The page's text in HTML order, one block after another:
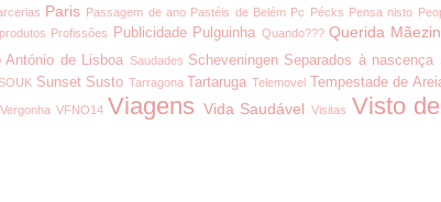
Paris Passagem de ano Pastéis de Belém Pc Pécks Pensa nisto
produtos Profissões Publicidade Pulguinha Quando??? Querida
António de Lisboa Saudades Scheveningen Separados à nascença
Sunset Susto Tarragona Tartaruga Telemovel Tempestade de
Vergonha VFNO14 Viagens Vida Saudável Visitas Visto